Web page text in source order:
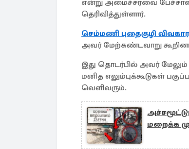
என்று அமைச்சரவை
தெரிவித்துள்ளார்.
செம்மணி புதைகுழி
அவர் மேற்கண்டவாறு
இது தொடர்பில் அவர் மேலும்
மனித எலும்புக்கூடுகள்
வெளிவரும்.
மறைக்க